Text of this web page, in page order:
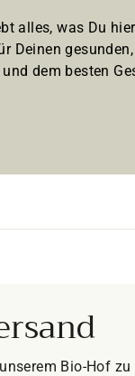
alles, was Du
Deinen
dem besten
Bio-Hof zu